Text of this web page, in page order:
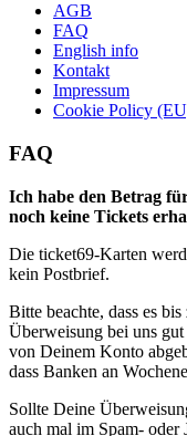
AGB
FAQ
English info
Kontakt
Impressum
Cookie Policy
FAQ
Ich habe den Betrag
noch keine Tickets
Die ticket69-Karten
kein Postbrief.
Bitte beachte, dass es
Überweisung bei uns
von Deinem Konto
dass Banken an
Sollte Deine
auch mal im Spam-